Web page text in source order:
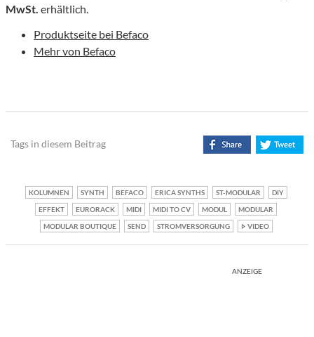
MwSt. erhältlich.
Produktseite bei Befaco
Mehr von Befaco
Tags in diesem Beitrag
KOLUMNEN SYNTH BEFACO ERICA SYNTHS ST-MODULAR
DIY
EFFEKT
EURORACK MIDI MIDI TO CV MODUL
MODULAR
MODULAR BOUTIQUE
SEND STROMVERSORGUNG VIDEO
ANZEIGE